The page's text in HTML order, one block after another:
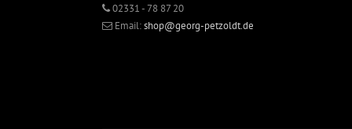
02331 - 78 87 20
Email:shop@georg-petzoldt.de